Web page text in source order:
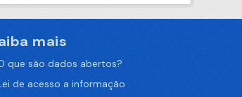
mais
que são dados abertos?
de acesso a informação